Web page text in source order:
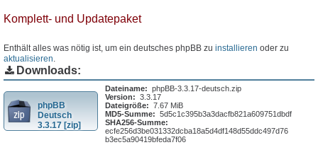
Komplett- und Updatepaket
Enthält alles was nötig ist, um ein deutsches phpBB zu installieren oder zu
aktualisieren.
Downloads:
phpBB
Deutsch
3.3.17 [zip]
Dateiname: phpBB-3.3.17-deutsch.zip
Version: 3.3.17
Dateigröße: 7.67 MiB
MD5-Summe: 5d5c1c395b3a3dacfb821a609751dbdf
SHA256-Summe:
ecfe256d3be031332dcba18a5d4df148d55ddc497d76
b3ec5a90419bfeda7f06